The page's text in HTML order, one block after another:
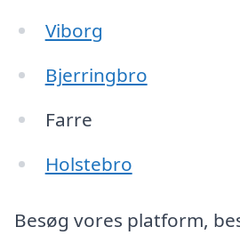
Viborg
Bjerringbro
Farre
Holstebro
Besøg vores platform,